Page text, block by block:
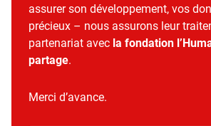
assurer son développement, vos
précieux – nous assurons leur
partenariat avec la fondation
partage.
Merci d’avance.